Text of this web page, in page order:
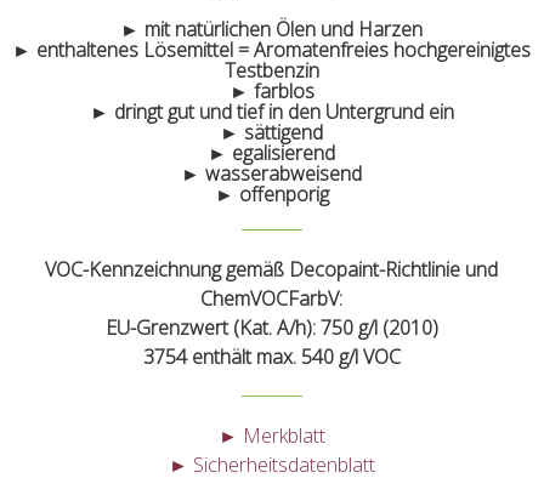
► mit natürlichen Ölen und Harzen
► enthaltenes Lösemittel = Aromatenfreies hochgereinigtes
Testbenzin
► farblos
► dringt gut und tief in den Untergrund ein
► sättigend
► egalisierend
► wasserabweisend
► offenporig
VOC-Kennzeichnung gemäß Decopaint-Richtlinie und
ChemVOCFarbV:
EU-Grenzwert (Kat. A/h): 750 g/l (2010)
3754 enthält max. 540 g/l VOC
► Merkblatt
► Sicherheitsdatenblatt